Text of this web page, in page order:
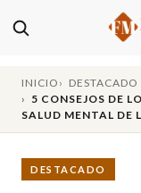
INICIO
DESTACADO
5 CONSEJOS DE
SALUD MENTAL DE
DESTACADO